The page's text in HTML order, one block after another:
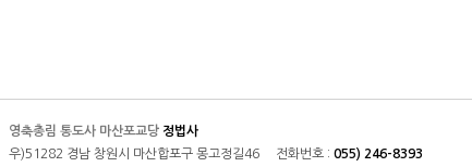
영축총림 통도사 마산포교당 정법사
우)51282 경남 창원시 마산합포구 몽고정길46 전화번호 : 055) 246-8393